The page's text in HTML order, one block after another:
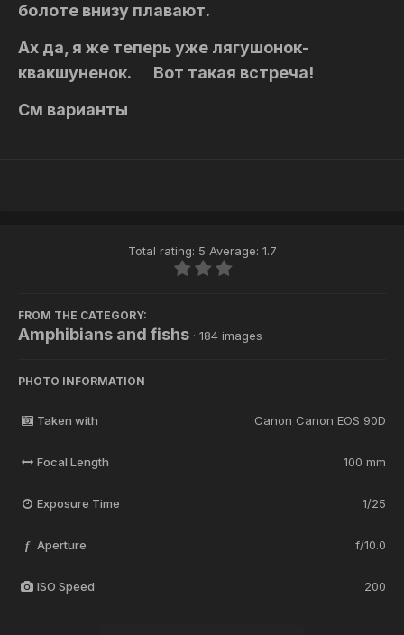
болоте внизу плавают.
Ах да, я же теперь уже лягушонок-
квакшуненок. Вот такая встреча!
См варианты
Total rating: 5 Average: 1.7
FROM THE CATEGORY:
Amphibians and fishs · 184 images
PHOTO INFORMATION
Taken with Canon Canon EOS 90D
Focal Length 100 mm
Exposure Time 1/25
f Aperture f/10.0
ISO Speed 200